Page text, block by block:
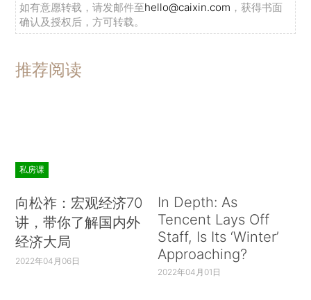
如有意愿转载，请发邮件至hello@caixin.com ，获得书面
确认及授权后，方可转载。
推荐阅读
私房课
向松祚：宏观经济70
讲，带你了解国内外
经济大局
2022年04月06日
In Depth: As
Tencent Lays Off
Staff, Is Its ‘Winter’
Approaching?
2022年04月01日